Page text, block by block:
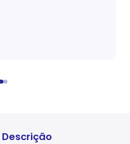
Descrição